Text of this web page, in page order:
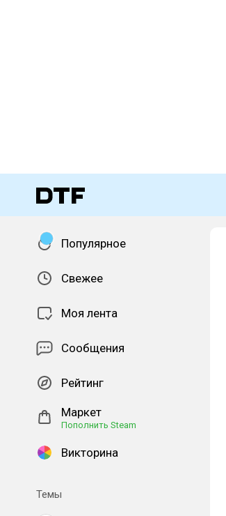
Популярное
Свежее
Моя лента
Сообщения
Рейтинг
Маркет
Пополнить Steam
Викторина
Темы